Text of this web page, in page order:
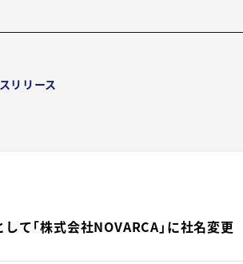
リリース
て「株式会社NOVARCA」に社名変更